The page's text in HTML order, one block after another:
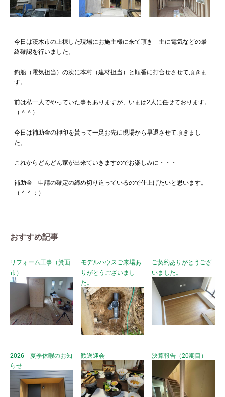
今日は茨木市の上棟した現場にお施主様に来て頂き 主に電気などの最
終確認を行いました。
釣船（電気担当）の次に本村（建材担当）と順番に打合せさせて頂きま
す。
前は私一人でやっていた事もありますが、いまは2人に任せております。
（＾＾）
今日は補助金の押印を貰って一足お先に現場から早退させて頂きまし
た。
これからどんどん家が出来ていきますのでお楽しみに・・・
補助金 申請の確定の締め切り迫っているので仕上げたいと思います。
（＾＾；）
おすすめ記事
リフォーム工事（箕面
市）
モデルハウスご来場あ
りがとうございまし
た。
ご契約ありがとうござ
いました。
2026 夏季休暇のお知
らせ
歓送迎会 決算報告（20期目）